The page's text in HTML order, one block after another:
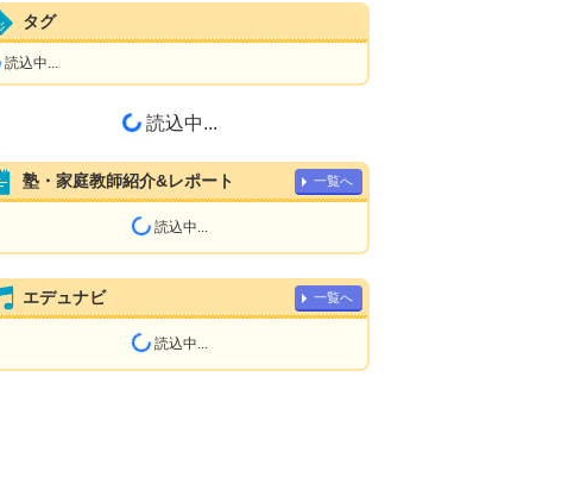
タグ
読込中...
読込中...
塾・家庭教師紹介&レポート 一覧へ
読込中...
エデュナビ 一覧へ
読込中...